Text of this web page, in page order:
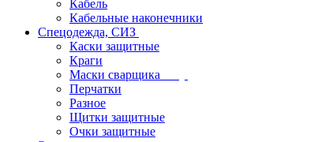
Кабель
Кабельные наконечники
Спецодежда, СИЗ
Каски защитные
Краги
Маски сварщика
Перчатки
Разное
Щитки защитные
Очки защитные